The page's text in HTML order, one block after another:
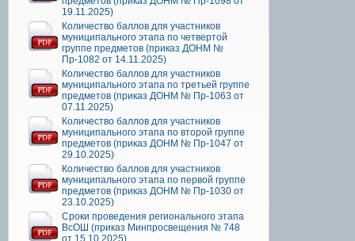
19.11.2025)
Количество баллов для участников
муниципального этапа по четвертой
группе предметов (приказ ДОНМ №
Пр-1082 от 14.11.2025)
Количество баллов для участников
муниципального этапа по третьей группе
предметов (приказ ДОНМ № Пр-1063 от
07.11.2025)
Количество баллов для участников
муниципального этапа по второй группе
предметов (приказ ДОНМ № Пр-1047 от
29.10.2025)
Количество баллов для участников
муниципального этапа по первой группе
предметов (приказ ДОНМ № Пр-1030 от
23.10.2025)
Сроки проведения регионального этапа
ВсОШ (приказ Минпросвещения № 748
от 15.10.2025)